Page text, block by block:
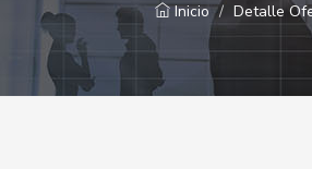
Inicio Detalle